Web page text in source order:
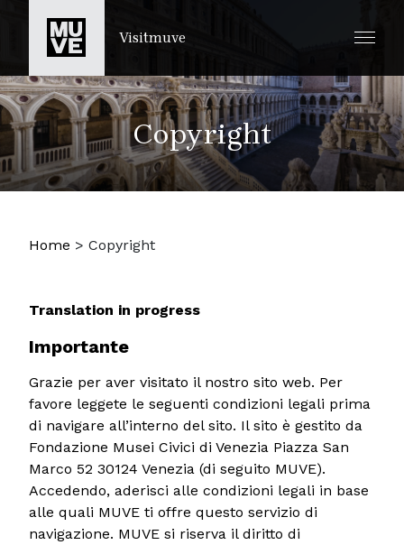
IR AL CONTENIDO PRINCIPAL
Visitmuve
Copyright
Home > Copyright
Translation in progress
Importante
Grazie per aver visitato il nostro sito web. Per
favore leggete le seguenti condizioni legali prima
di navigare all’interno del sito. Il sito è gestito da
Fondazione Musei Civici di Venezia Piazza San
Marco 52 30124 Venezia (di seguito MUVE).
Accedendo, aderisci alle condizioni legali in base
alle quali MUVE ti offre questo servizio di
navigazione. MUVE si riserva il diritto di